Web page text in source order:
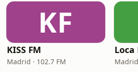
KF
KISS FM
Madrid · 102.7 FM
Loca
Madrid